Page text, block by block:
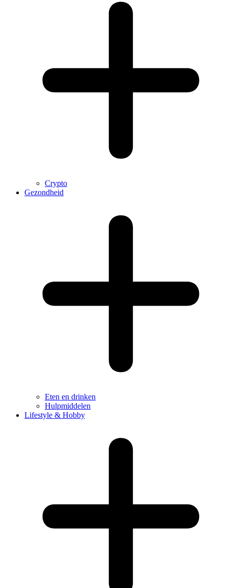
Crypto
Gezondheid
Eten en drinken
Hulpmiddelen
Lifestyle & Hobby